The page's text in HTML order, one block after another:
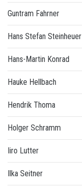
Guntram Fahrner
Hans Stefan Steinheuer
Hans-Martin Konrad
Hauke Hellbach
Hendrik Thoma
Holger Schramm
Iiro Lutter
Ilka Seitner